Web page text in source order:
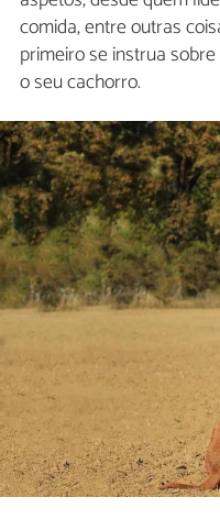
comida, entre outras
primeiro se instrua
o seu cachorro.